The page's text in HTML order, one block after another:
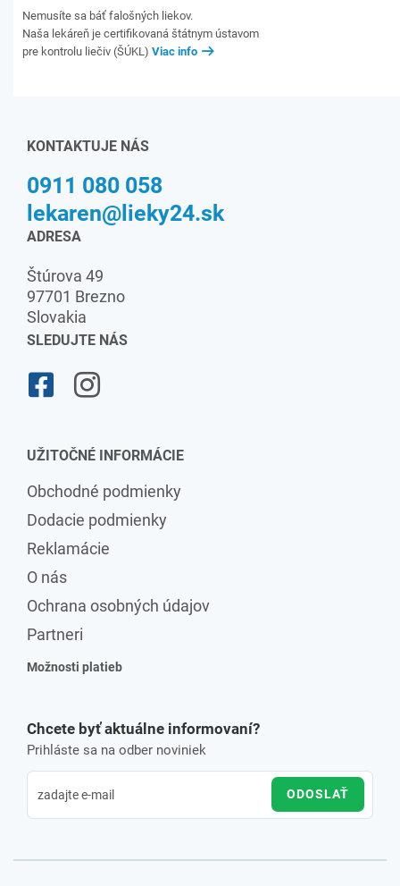
Nemusíte sa báť falošných liekov.
Naša lekáreň je certifikovaná štátnym ústavom
pre kontrolu liečiv (ŠÚKL) Viac info
KONTAKTUJE NÁS
0911 080 058
lekaren@lieky24.sk
ADRESA
Štúrova 49
97701 Brezno
Slovakia
SLEDUJTE NÁS
UŽITOČNÉ INFORMÁCIE
Obchodné podmienky
Dodacie podmienky
Reklamácie
O nás
Ochrana osobných údajov
Partneri
Možnosti platieb
Chcete byť aktuálne informovaní?
Prihláste sa na odber noviniek
ODOSLAŤ